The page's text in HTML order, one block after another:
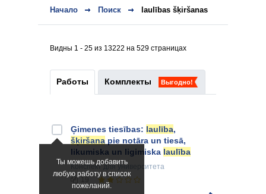
Начало Поиск laulības šķiršanas
Видны 1 - 25 из 13222 на 529 страницах
Работы Комплекты Выгодно!
Ты можешь добавить
любую работу в список
пожеланий.
Ģimenes tiesības: laulība,
šķiršana pie notāra un tiesā,
likumiska un ligimiska laulība
Конспектдля университета